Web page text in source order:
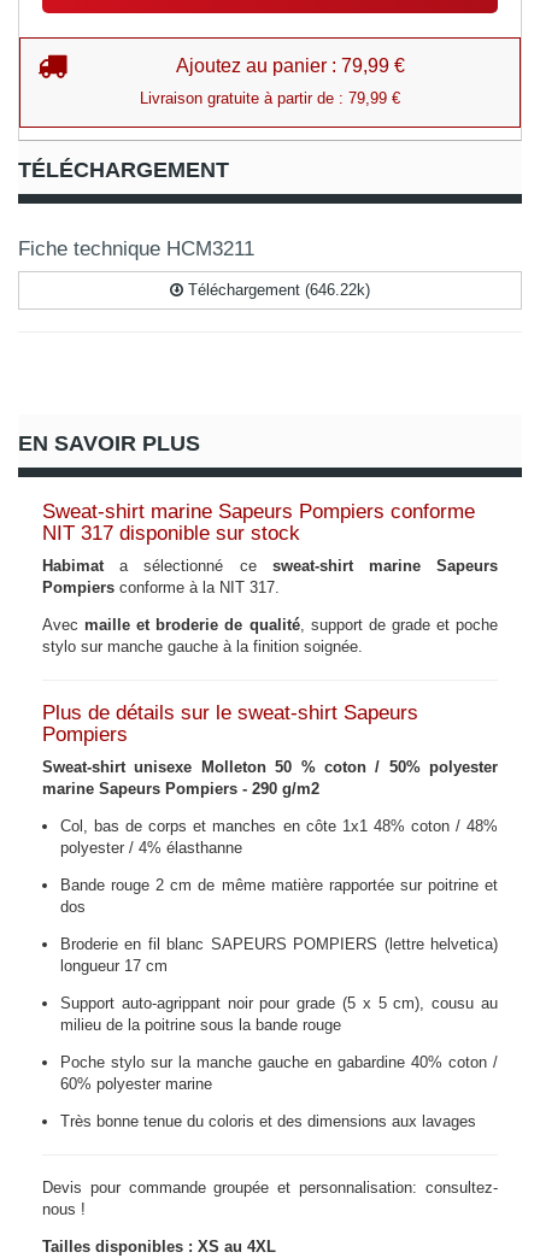
Ajoutez au panier : 79,99 €
Livraison gratuite à partir de : 79,99 €
TÉLÉCHARGEMENT
Fiche technique HCM3211
Téléchargement (646.22k)
EN SAVOIR PLUS
Sweat-shirt marine Sapeurs Pompiers conforme
NIT 317 disponible sur stock
Habimata sélectionné ce sweat-shirt marine Sapeurs
Pompiers conforme à la NIT 317.
Avecmaille et broderie de qualité, support de gradeetpoche
stylo sur manche gauche à la finition soignée.
Plus de détails sur le sweat-shirt Sapeurs
Pompiers
Sweat-shirt unisexe Molleton 50 % coton / 50% polyester
marine Sapeurs Pompiers - 290 g/m2
Col, bas de corps et manches en côte 1x1 48% coton / 48%
polyester / 4% élasthanne
Bande rouge 2 cm de même matière rapportée sur poitrine et
dos
Broderie en fil blanc SAPEURS POMPIERS (lettre helvetica)
longueur 17 cm
Support auto-agrippant noir pour grade (5 x 5 cm), cousu au
milieu de la poitrine sous la bande rouge
Poche stylo sur la manche gauche en gabardine 40% coton /
60% polyester marine
Très bonne tenue du coloris et des dimensions aux lavages
Devis pour commande groupée et personnalisation: consultez-
nous !
Tailles disponibles : XS au 4XL